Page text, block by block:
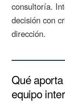
consultoría.
decisión con
dirección.
Qué
equipo